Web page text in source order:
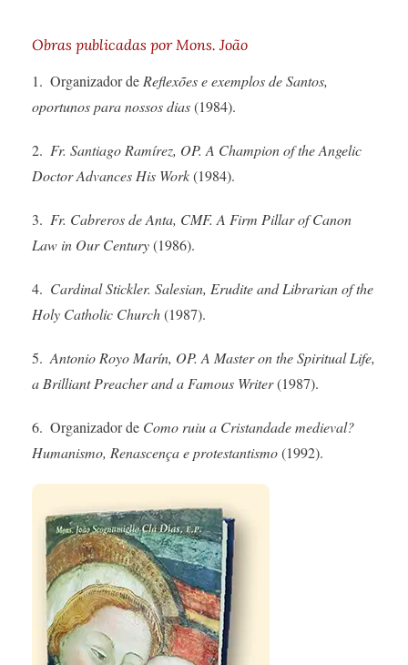
Obras publicadas por Mons. João
1. Organizador deReflexões e exemplos de Santos,
oportunos para nossos dias(1984).
2. Fr. Santiago Ramírez, OP. A Champion of the Angelic
Doctor Advances His Work(1984).
3. Fr. Cabreros de Anta, CMF. A Firm Pillar of Canon
Law in Our Century(1986).
4. Cardinal Stickler. Salesian, Erudite and Librarian of the
Holy Catholic Church(1987).
5.Antonio Royo Marín, OP. A Master on the Spiritual Life,
a ­Brilliant Preacher and a Famous Writer(1987).
6. Organizador de Como ruiu a Cristandade medieval?
Humanismo, Renascença e protestantismo(1992).